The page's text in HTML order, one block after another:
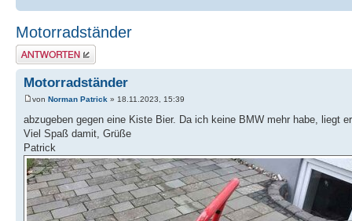
Motorradständer
Antwort schreiben
Motorradständer
von Norman Patrick » 18.11.2023, 15:39
abzugeben gegen eine Kiste Bier. Da ich keine BMW mehr habe, liegt
Viel Spaß damit, Grüße
Patrick